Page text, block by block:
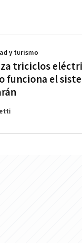
triciclos
funciona el
y turismo